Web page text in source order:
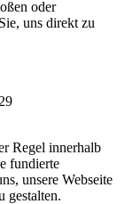
oder
uns direkt zu
Regel innerhalb
fundierte
unsere Webseite
gestalten.